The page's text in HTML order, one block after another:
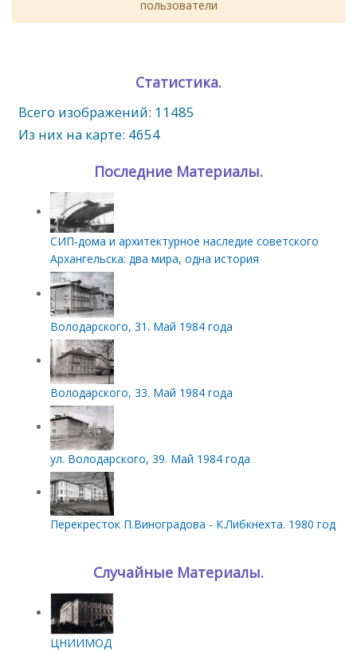
пользователи
Статистика.
Всего изображений: 11485
Из них на карте: 4654
Последние Материалы.
СИП‑дома и архитектурное наследие советского
Архангельска: два мира, одна история
Володарского, 31. Май 1984 года
Володарского, 33. Май 1984 года
ул. Володарского, 39. Май 1984 года
Перекресток П.Виноградова - К.Либкнехта. 1980 год
Случайные Материалы.
ЦНИИМОД